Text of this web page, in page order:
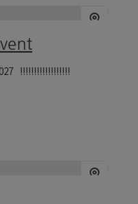
!!!!!!!!!!!!!!!!!!